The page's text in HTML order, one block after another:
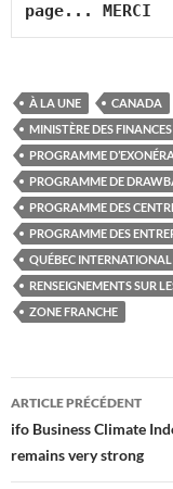
page... MERCI
À LA UNE CANADA
MINISTÈRE DES
PROGRAMME
PROGRAMME DE
PROGRAMME DES
PROGRAMME DES
QUÉBEC INTERNATIONAL
RENSEIGNEMENTS SUR
ZONE FRANCHE
Navigation
des
articles
ARTICLE PRÉCÉDENT
ifo Business Climate
remains very strong